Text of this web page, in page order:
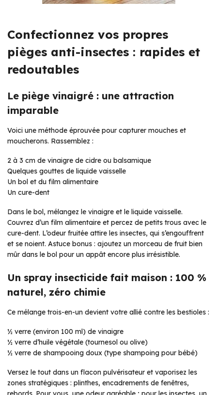
Confectionnez vos propres
pièges anti-insectes : rapides et
redoutables
Le piège vinaigré : une attraction
imparable
Voici une méthode éprouvée pour capturer mouches et
moucherons. Rassemblez :
2 à 3 cm de vinaigre de cidre ou balsamique
Quelques gouttes de liquide vaisselle
Un bol et du film alimentaire
Un cure-dent
Dans le bol, mélangez le vinaigre et le liquide vaisselle.
Couvrez d’un film alimentaire et percez de petits trous avec le
cure-dent. L’odeur fruitée attire les insectes, qui s’engouffrent
et se noient. Astuce bonus : ajoutez un morceau de fruit bien
mûr dans le bol pour un appât encore plus irrésistible.
Un spray insecticide fait maison : 100 %
naturel, zéro chimie
Ce mélange trois-en-un devient votre allié contre les bestioles :
½ verre (environ 100 ml) de vinaigre
½ verre d’huile végétale (tournesol ou olive)
½ verre de shampooing doux (type shampoing pour bébé)
Versez le tout dans un flacon pulvérisateur et vaporisez les
zones stratégiques : plinthes, encadrements de fenêtres,